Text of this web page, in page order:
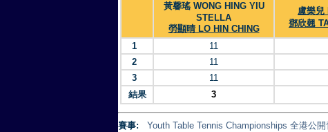
黃馨瑤 WONG HING YIU
STELLA
勞顯晴 LO HIN CHING
盧樂兒
鄧欣翹
1 11
2
11
3
11
結果
3
賽事:
Youth Table Tennis Championships 全港公